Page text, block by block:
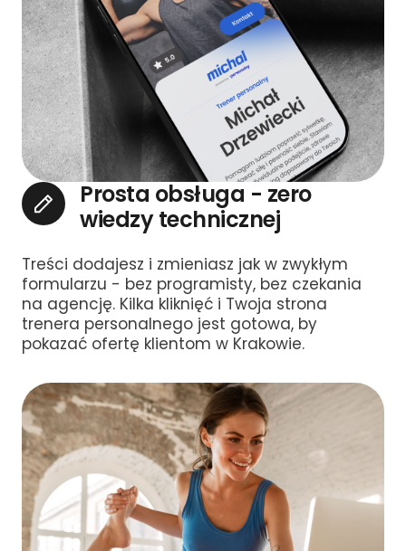
Prosta obsługa - zero
wiedzy technicznej
Treści dodajesz i zmieniasz jak w zwykłym
formularzu - bez programisty, bez czekania
na agencję. Kilka kliknięć i Twoja strona
trenera personalnego jest gotowa, by
pokazać ofertę klientom w Krakowie.